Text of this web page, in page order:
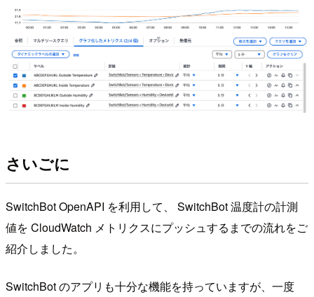
さいごに
SwitchBot OpenAPI を利用して、 SwitchBot 温度計の計測
値を CloudWatch メトリクスにプッシュするまでの流れをご
紹介しました。
SwitchBot のアプリも十分な機能を持っていますが、一度